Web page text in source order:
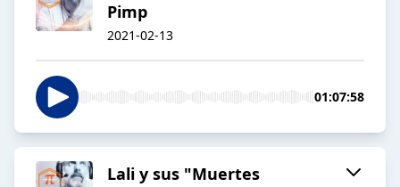
Pimp
2021-02-13
01:07:58
Lali y sus "Muertes